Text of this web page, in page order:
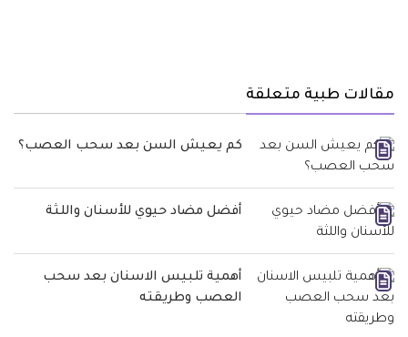
مقالات طبية متعلقة
كم يعيش السن بعد سحب العصب؟
أفضل مضاد حيوي للأسنان واللثة
أهمية تلبيس الاسنان بعد سحب
العصب وطريقته